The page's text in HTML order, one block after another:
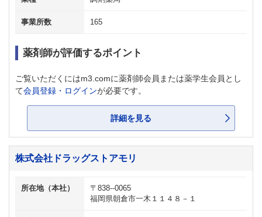
事業所数 165
薬剤師が評価するポイント
ご覧いただくにはm3.comに薬剤師会員または薬学生会員とし
て会員登録・ログインが必要です。
詳細を見る
株式会社ドラッグストアモリ
所在地（本社）
〒838--0065
福岡県朝倉市一木１１４８－１